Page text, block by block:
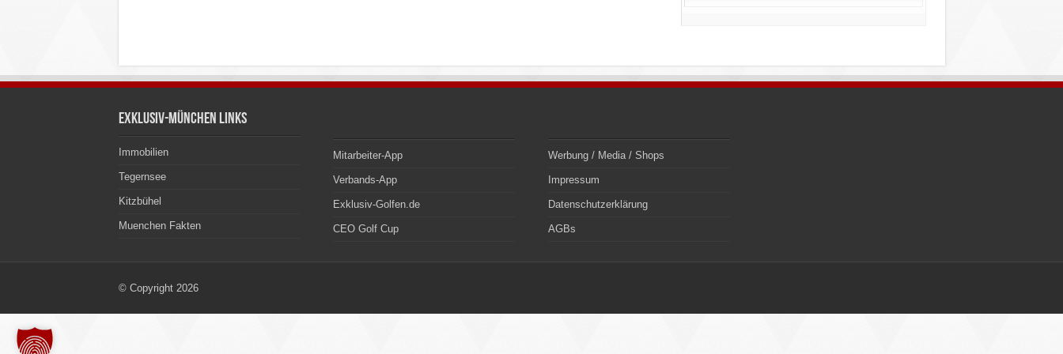
Exklusiv-München Links
Immobilien
Tegernsee
Kitzbühel
Muenchen Fakten
Mitarbeiter-App
Verbands-App
Exklusiv-Golfen.de
CEO Golf Cup
Werbung / Media / Shops
Impressum
Datenschutzerklärung
AGBs
© Copyright 2026